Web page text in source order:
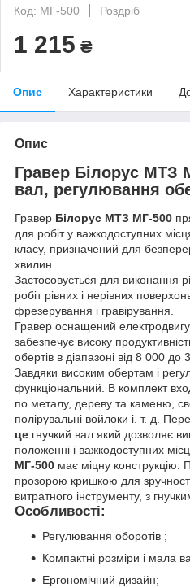
Код: МГ-500
Роздріб
1 215 ₴
Опис Характеристики
Опис
Гравер Білорус МТЗ
вал, регулювання
Гравер Білорус МТЗ МГ-500
для робіт у важкодоступних
класу, призначений для
хвилин.
Застосовується для виконання
робіт рівних і нерівних
фрезерування і гравірування.
Гравер оснащений
забезпечує високу
обертів в діапазоні від 8 000 до
Завдяки високим обертам і
функціональний. В комплект
по металу, дереву та каменю,
полірувальні войлоки і. т. д.
це гнучкий вал який дозволяє
положенні і важкодоступних
МГ-500 має міцну конструкцію.
прозорою кришкою для
витратного інструменту, з
Особливості:
Регулювання оборотів ;
Компактні розміри і мала
Ергономічний дизайн;